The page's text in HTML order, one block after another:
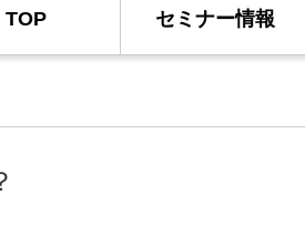
TOP セミナー情報